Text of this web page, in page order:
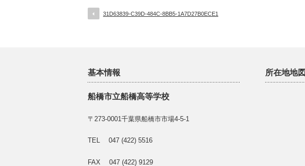
31D63839-C39D-484C-8BB5-1A7D27B0ECE1
基本情報
船橋市立船橋高等学校
〒273-0001千葉県船橋市市場4-5-1
TEL 047 (422) 5516
FAX 047 (422) 9129
所在地地図